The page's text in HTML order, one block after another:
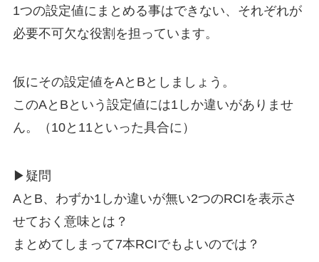
1つの設定値にまとめる事はできない、それぞれが
必要不可欠な役割を担っています。
仮にその設定値をAとBとしましょう。
このAとBという設定値には1しか違いがありませ
ん。（10と11といった具合に）
▶疑問
AとB、わずか1しか違いが無い2つのRCIを表示さ
せておく意味とは？
まとめてしまって7本RCIでもよいのでは？